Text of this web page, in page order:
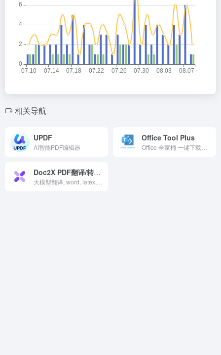
相关导航
UPDF
AI智能PDF编辑器
Office Tool Plus
Doc2X PDF翻译/转换/识别